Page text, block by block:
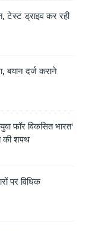
टेस्ट ड्राइव कर रही
बयान दर्ज कराने
फॉर विकसित भारत'
की शपथ
पर विधिक